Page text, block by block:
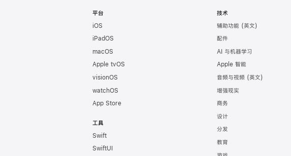
发
者
页
脚
平台
iOS
iPadOS
macOS
Apple tvOS
visionOS
watchOS
App Store
工具
Swift
SwiftUI
技术
辅助功能
配件
AI 与机器学习
Apple 智能
音频与视频
增强现实
商务
设计
分发
教育